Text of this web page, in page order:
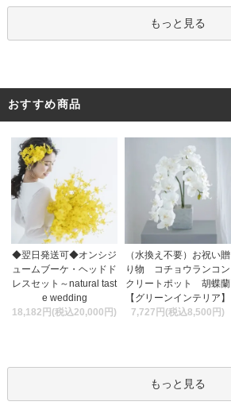
もっと見る
おすすめ商品
◆翌日発送可◆オンシジ
ュームブーケ・ヘッドド
レスセット～natural tast
e wedding
18,182円(税込20,000円)
（水換え不要）お祝い贈
り物 コチョウランコン
クリートポット 胡蝶蘭
【グリーンインテリア】
7,727円(税込8,500円)
もっと見る